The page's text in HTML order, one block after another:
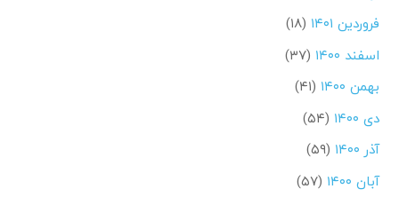
فروردین ۱۴۰۱
(۱۸)
اسفند ۱۴۰۰
(۳۷)
بهمن ۱۴۰۰
(۴۱)
دی ۱۴۰۰
(۵۴)
آذر ۱۴۰۰
(۵۹)
آبان ۱۴۰۰
(۵۷)